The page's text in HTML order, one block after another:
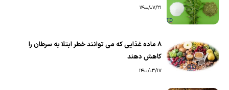
1400/07/21
8 ماده غذایی که می توانند خطر ابتلا به سرطان را
کاهش دهند
1400/03/17